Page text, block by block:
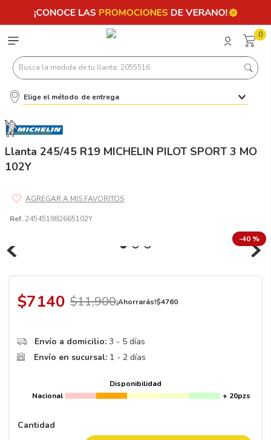
0
Busca la medida de tu llanta: 2055516
Elige el método de entrega
Llanta 245/45 R19 MICHELIN PILOT SPORT 3 MO
102Y
Ref. 245451982665102Y
-40 %
$7140 $11,900¡Ahorrarás!$4760
Envío a domicilio: 3 - 5 días
Envío en sucursal: 1 - 2 días
Disponibilidad
Nacional
+ 20pzs
Cantidad
Términos más buscados
7 245